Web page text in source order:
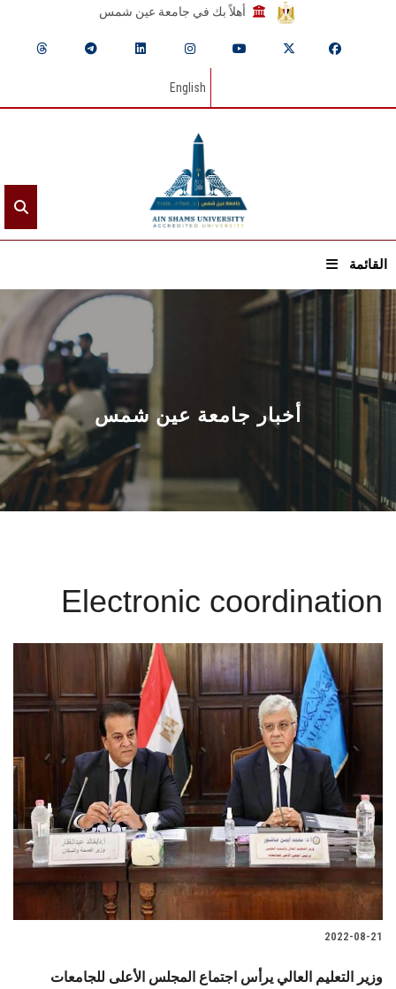
أهلاً بك في جامعة عين شمس
English
القائمة
الرئيسيـة
عن الجامعة
القطاعـات
الشئون الأكاديمية
البحث العلمي
المراكز والوحدات
الأنظمة الذكية
الإعلام
تواصل معنا
الطلاب
هيئة التدريس
الدراسات العليا
أخبار جامعة عين شمس
Electronic coordination
2022-08-21
وزير التعليم العالي يرأس اجتماع المجلس الأعلى للجامعات